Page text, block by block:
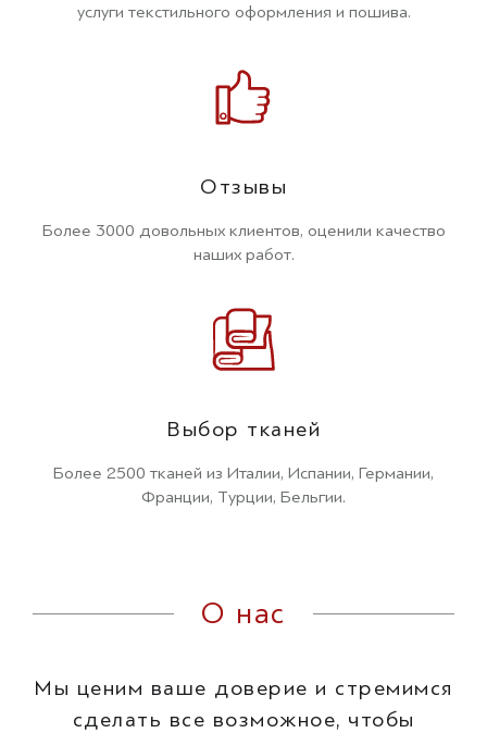
услуги текстильного оформления и пошива.
Отзывы
Более 3000 довольных клиентов, оценили качество
наших работ.
Выбор тканей
Более 2500 тканей из Италии, Испании, Германии,
Франции, Турции, Бельгии.
О нас
Мы ценим ваше доверие и стремимся
сделать все возможное, чтобы